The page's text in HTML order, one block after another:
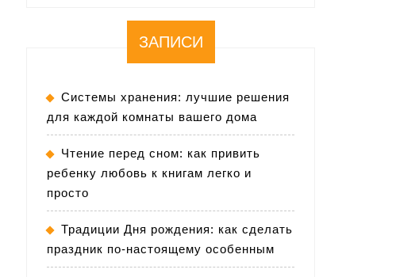
ЗАПИСИ
Системы хранения: лучшие решения
для каждой комнаты вашего дома
Чтение перед сном: как привить
ребенку любовь к книгам легко и
просто
Традиции Дня рождения: как сделать
праздник по-настоящему особенным